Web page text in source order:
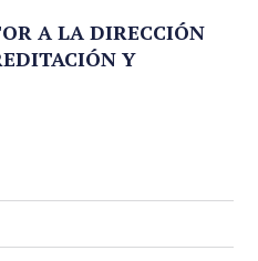
A LA DIRECCIÓN
Y